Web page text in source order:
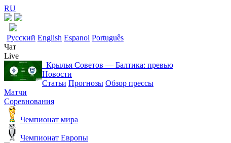
RU
Русский English Espanol Português
Чат
Live
Крылья Советов ― Балтика: превью
Новости
Статьи Прогнозы Обзор прессы
Матчи
Соревнования
Чемпионат мира
Чемпионат Европы